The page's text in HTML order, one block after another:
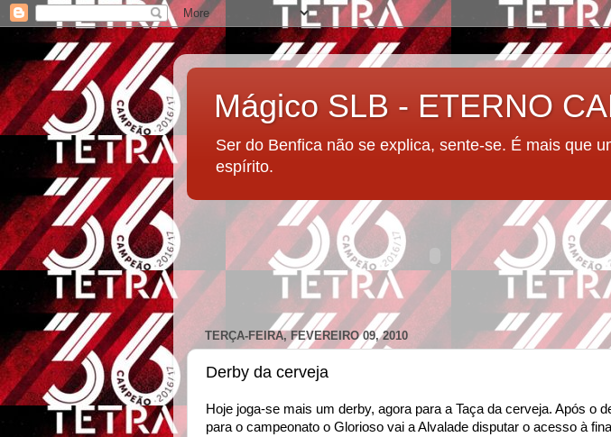
Mágico SLB - ETERNO
Ser do Benfica não se explica, sente-se. É mais que
espírito.
TERÇA-FEIRA, FEVEREIRO 09, 2010
Derby da cerveja
Hoje joga-se mais um derby, agora para a Taça da cerveja. Após o
para o campeonato o Glorioso vai a Alvalade disputar o acesso à